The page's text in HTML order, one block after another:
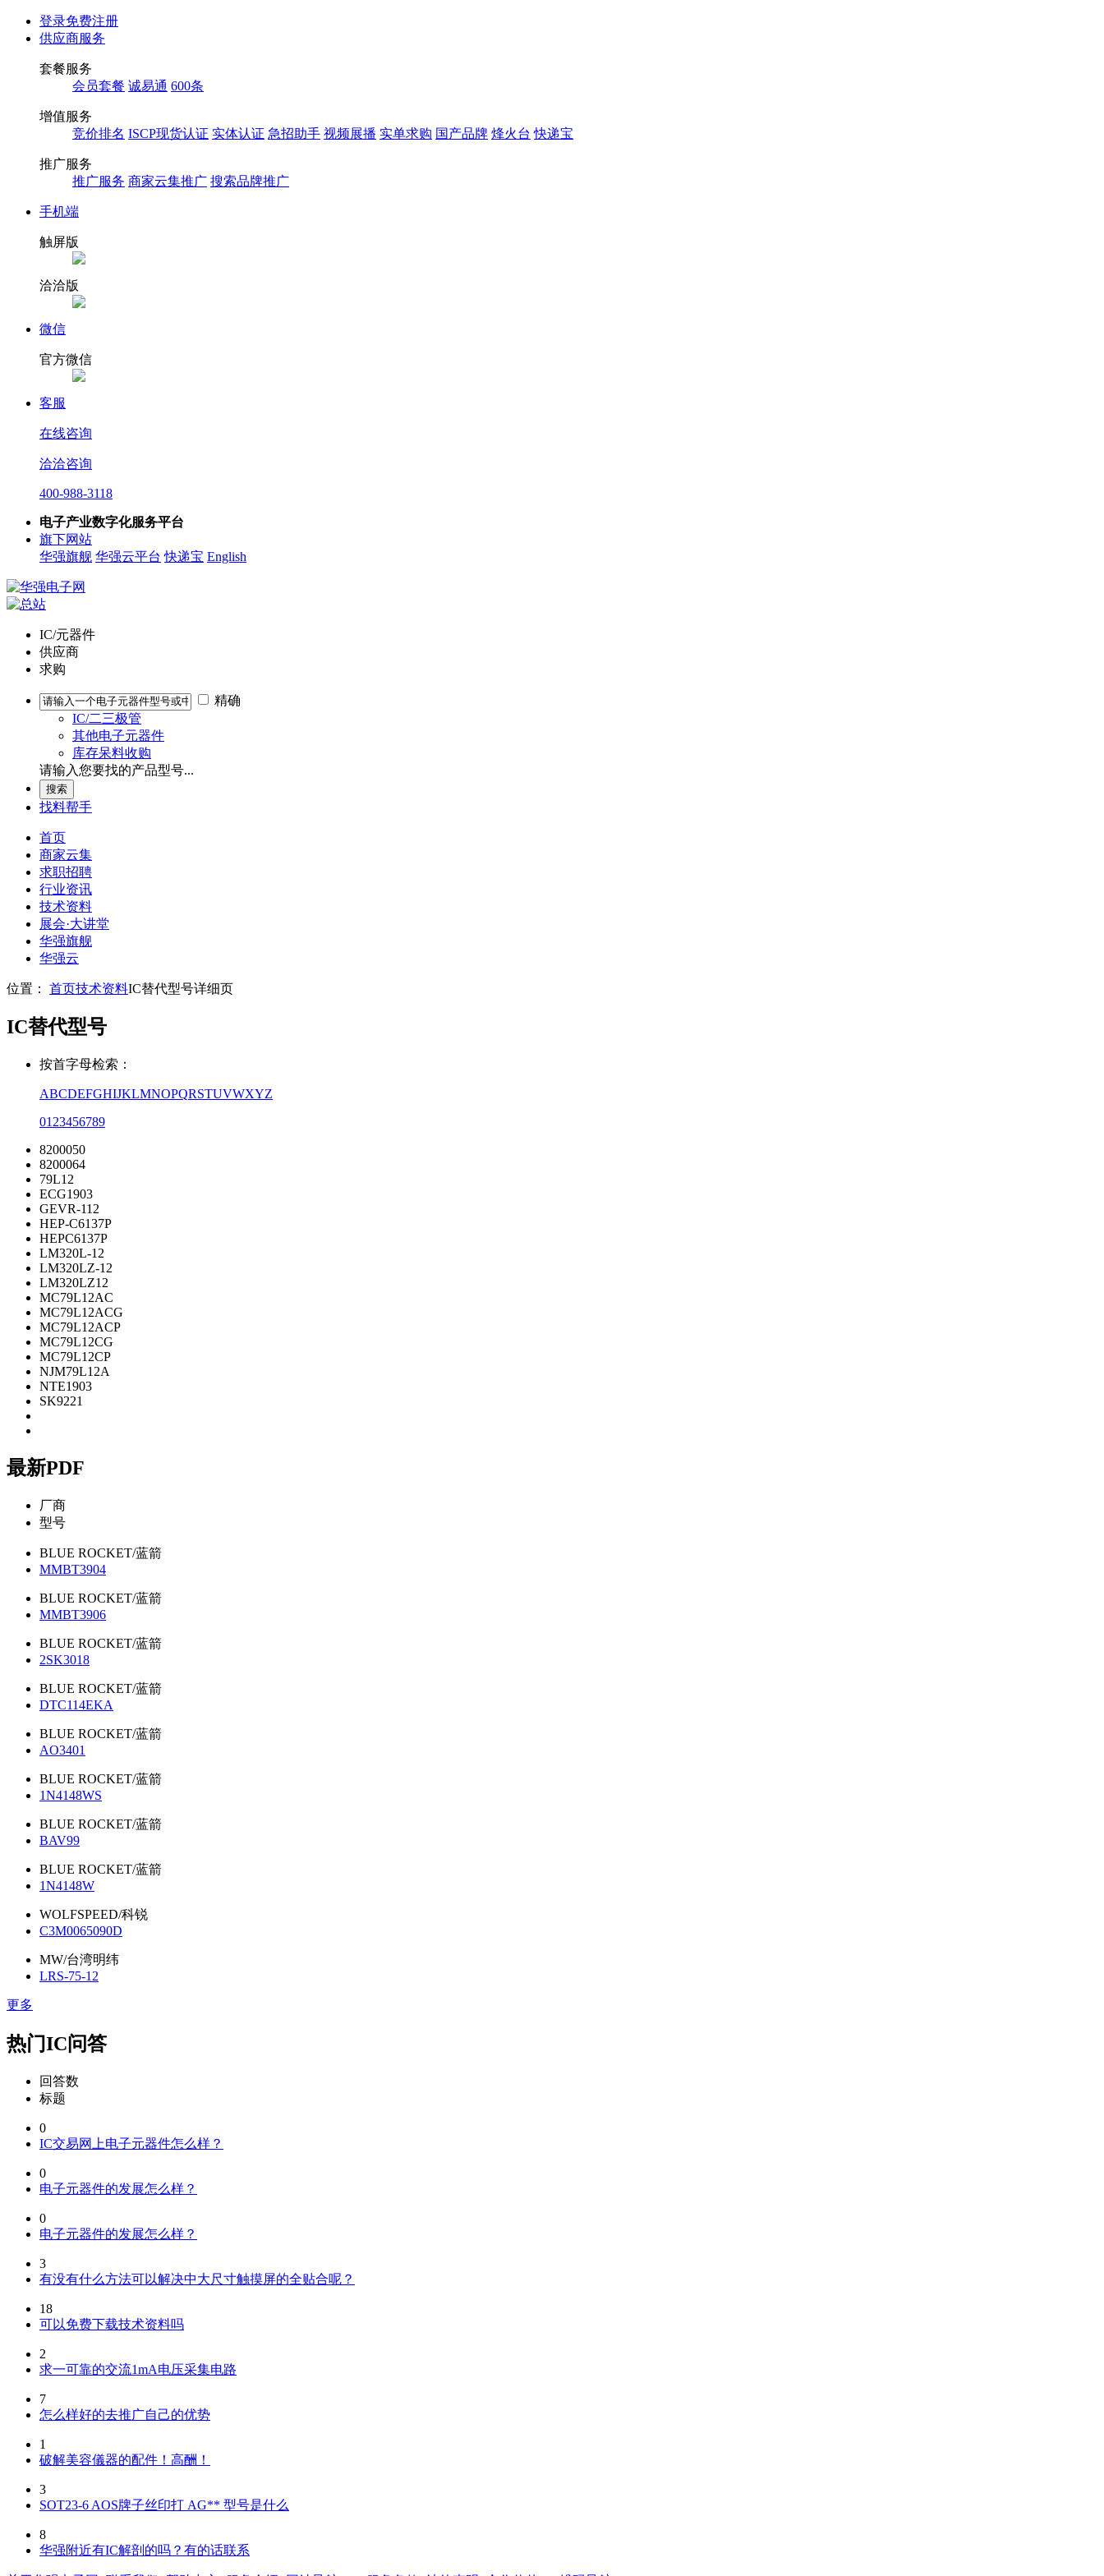
登录免费注册
供应商服务
套餐服务
会员套餐 诚易通 600条
增值服务
竞价排名 ISCP现货认证 实体认证 急招助手 视频展播 实单求购 国产品牌 烽火台 快递宝
推广服务
推广服务 商家云集推广 搜索品牌推广
手机端
触屏版
洽洽版
微信
官方微信
客服
在线咨询
洽洽咨询
400-988-3118
电子产业数字化服务平台
旗下网站
华强旗舰 华强云平台 快递宝 English
IC/元器件
供应商
求购
精确
IC/二三极管
其他电子元器件
库存呆料收购
请输入您要找的产品型号...
找料帮手
首页
商家云集
求职招聘
行业资讯
技术资料
展会·大讲堂
华强旗舰
华强云
位置： 首页技术资料IC替代型号详细页
IC替代型号
按首字母检索：
ABCDEFGHIJKLMNOPQRSTUVWXYZ
01 23456789
8200050
8200064
79L12
ECG1903
GEVR-112
HEP-C6137P
HEPC6137P
LM320L-12
LM320LZ-12
LM320LZ12
MC79L12AC
MC79L12ACG
MC79L12ACP
MC79L12CG
MC79L12CP
NJM79L12A
NTE1903
SK9221
最新PDF
厂商
型号
BLUE ROCKET/蓝箭
MMBT3904
BLUE ROCKET/蓝箭
MMBT3906
BLUE ROCKET/蓝箭
2SK3018
BLUE ROCKET/蓝箭
DTC114EKA
BLUE ROCKET/蓝箭
AO3401
BLUE ROCKET/蓝箭
1N4148WS
BLUE ROCKET/蓝箭
BAV99
BLUE ROCKET/蓝箭
1N4148W
WOLFSPEED/科锐
C3M0065090D
MW/台湾明纬
LRS-75-12
更多
热门IC问答
回答数
标题
0
IC交易网上电子元器件怎么样？
0
电子元器件的发展怎么样？
0
电子元器件的发展怎么样？
3
有没有什么方法可以解决中大尺寸触摸屏的全贴合呢？
18
可以免费下载技术资料吗
2
求一可靠的交流1mA电压采集电路
7
怎么样好的去推广自己的优势
1
破解美容儀器的配件！高酬！
3
SOT23-6 AOS牌子丝印打 AG** 型号是什么
8
华强附近有IC解剖的吗？有的话联系